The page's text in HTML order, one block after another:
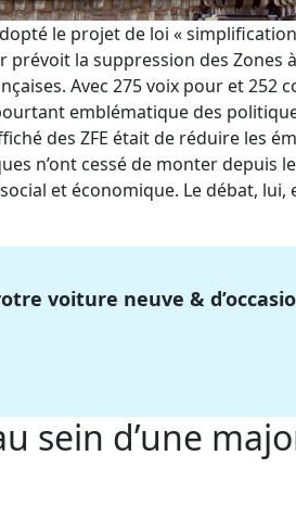
le projet de loi «
la suppression des Zones
Avec 275 voix pour et 252
emblématique des
des ZFE était de réduire les
n’ont cessé de monter depuis
et économique. Le débat, lui,
voiture neuve &
sein d’une